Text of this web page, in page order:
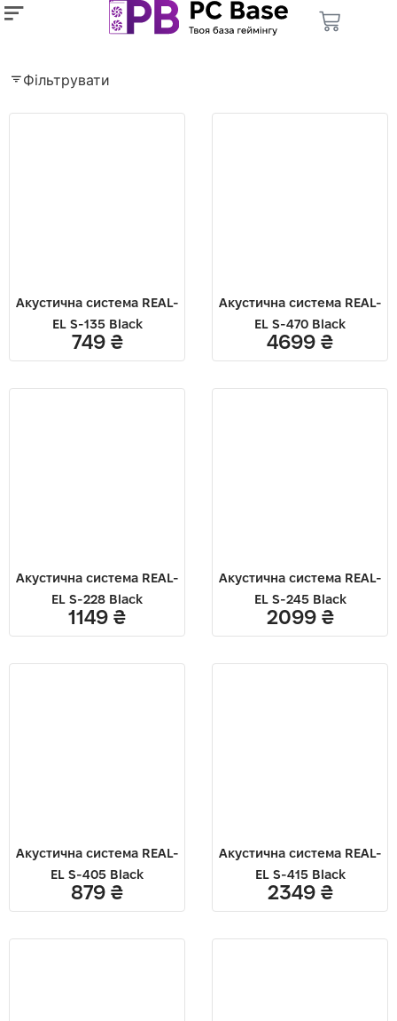
Фільтрувати
Акустична система REAL-
EL S-135 Black
749 ₴
Акустична система REAL-
EL S-470 Black
4699 ₴
Акустична система REAL-
EL S-228 Black
1149 ₴
Акустична система REAL-
EL S-245 Black
2099 ₴
Акустична система REAL-
EL S-405 Black
879 ₴
Акустична система REAL-
EL S-415 Black
2349 ₴